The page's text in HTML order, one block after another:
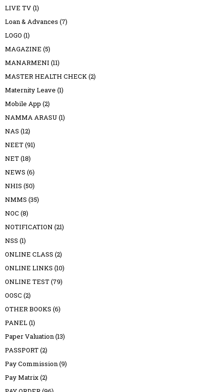
LIVE TV(1)
Loan & Advances (7)
LOGO (1)
MAGAZINE (5)
MANARMENI (11)
MASTER HEALTH CHECK(2)
Maternity Leave (1)
Mobile App (2)
NAMMA ARASU (1)
NAS (12)
NEET(91)
NET(18)
NEWS (6)
NHIS (50)
NMMS (35)
NOC (8)
NOTIFICATION (21)
NSS (1)
ONLINE CLASS (2)
ONLINE LINKS (10)
ONLINE TEST(79)
OOSC (2)
OTHER BOOKS (6)
PANEL(1)
Paper Valuation(13)
PASSPORT(2)
Pay Commission(9)
Pay Matrix(2)